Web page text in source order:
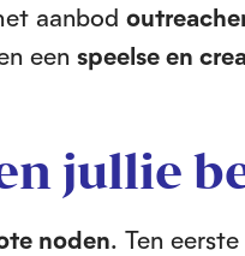
aanbod
een speelse en
jullie
noden. Ten